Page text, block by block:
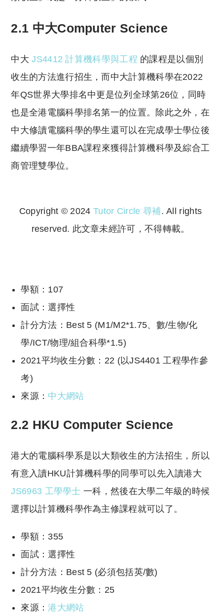
2.1 中大Computer Science
中大JS4412 計算機科學與工程 的課程是以個別
收生的方法進行招生，而中大計算機科學在2022
年QS世界大學排名中更是位列全球第26位，同時
也是全港電腦科學排名第一的位置。除此之外，在
中大修讀電腦科學的學生還可以在完成學士學位後
繼續學習一年BBA課程來獲得計算機科學及綜合工
商管理雙學位。
Copyright © 2024 Tutor Circle 尋補. All rights
reserved. 此文章未經許可，不得轉載。
學額：107
面試：選擇性
計分方法：Best 5 (M1/M2*1.75、數/生物/化
學/ICT/物理/組合科學*1.5)
2021平均收生分數：22 (以JS4401 工程學作參
考)
來源： 中大網站
2.2 HKU Computer Science
港大的電腦科學系是以大類收生的方法招生，所以
有意入讀HKU計算機科學的同學可以先入讀港大
JS6963 工學學士 一科，然後在大學二年級的時候
選擇以計算機科學作為主修課程就可以了。
學額：355
面試：選擇性
計分方法：Best 5 (必須包括英/數)
2021平均收生分數：25
來源：港大網站